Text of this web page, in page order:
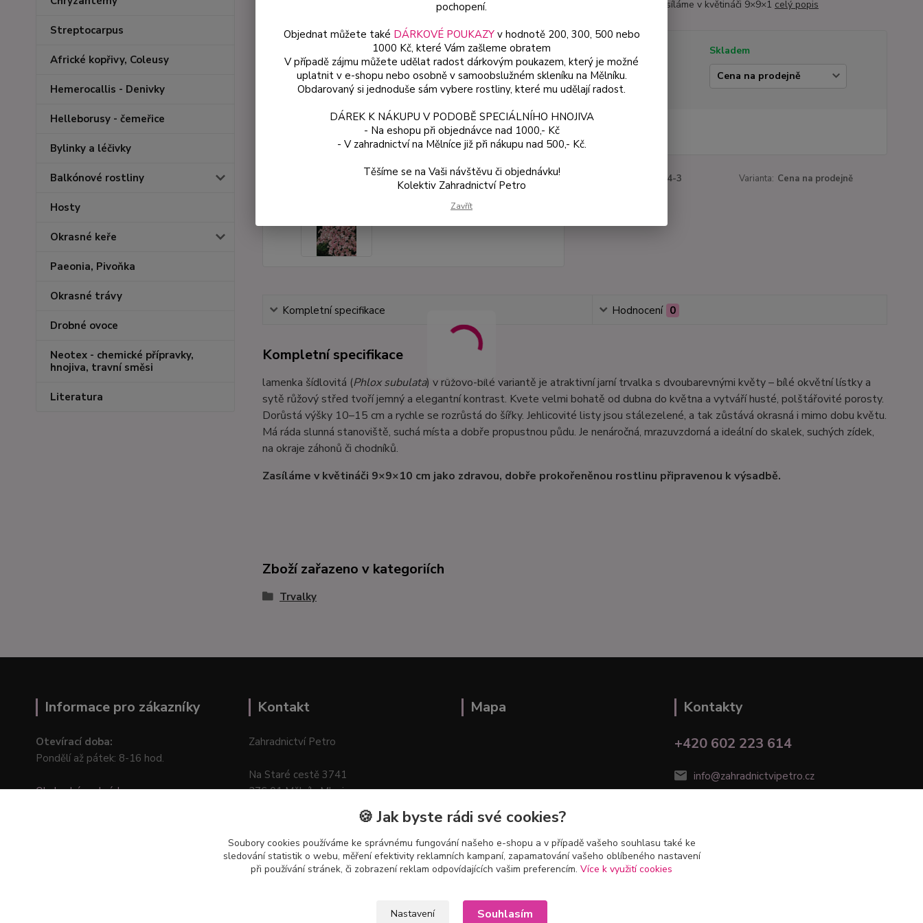
Streptocarpus
Africké kopřivy, Coleusy
Hemerocallis - Denivky
Helleborusy - čemeřice
Bylinky a léčivky
Balkónové rostliny
Hosty
Okrasné keře
Paeonia, Pivoňka
Okrasné trávy
Drobné ovoce
Neotex - chemické přípravky,
hnojiva, travní směsi
Literatura
suchých svahů. Zasíláme v květináči 9×9×1 celý popis
Skladem
Varianta
3074-3 Varianta: Cena na prodejně
Kompletní specifikace Hodnocení 0
Kompletní specifikace
lamenka šídlovitá (Phlox subulata) v růžovo-bílé variantě je atraktivní jarní trvalka s dvoubarevnými květy – bílé okvětní lístky a
sytě růžový střed tvoří jemný a elegantní kontrast. Kvete velmi bohatě od dubna do května a vytváří husté, polštářovité porosty.
Dorůstá výšky 10–15 cm a rychle se rozrůstá do šířky. Jehlicovité listy jsou stálezelené, a tak zůstává okrasná i mimo dobu květu.
Má ráda slunná stanoviště, suchá místa a dobře propustnou půdu. Je nenáročná, mrazuvzdorná a ideální do skalek, suchých zídek,
na okraje záhonů či chodníků.
Zasíláme v květináči 9×9×10 cm jako zdravou, dobře prokořeněnou rostlinu připravenou k výsadbě.
Zboží zařazeno v kategoriích
Trvalky
Informace pro zákazníky
Otevírací doba:
Pondělí až pátek: 8-16 hod.
Obchodní podmínky
Kontakt
Zahradnictví Petro
Na Staré cestě 3741
276 01 Mělník–Mlazice
Mapa
Kontakty
+420 602 223 614
info@zahradnictvipetro.cz
pochopení.
Objednat můžete také DÁRKOVÉ POUKAZYv hodnotě 200, 300, 500 nebo
1000 Kč, které Vám zašleme obratem
V případě zájmu můžete udělat radost dárkovým poukazem, který je možné
uplatnit v e-shopu nebo osobně v samoobslužném skleníku na Mělníku.
Obdarovaný si jednoduše sám vybere rostliny, které mu udělají radost.
DÁREK K NÁKUPU V PODOBĚ SPECIÁLNÍHO HNOJIVA
- Na eshopu při objednávce nad 1000,- Kč
- V zahradnictví na Mělníce již při nákupu nad 500,- Kč.
Těšíme se na Vaši návštěvu či objednávku!
Kolektiv Zahradnictví Petro
Zavřít
🍪 Jak byste rádi své cookies?
Soubory cookies používáme ke správnému fungování našeho e-shopu a v případě vašeho souhlasu také ke
sledování statistik o webu, měření efektivity reklamních kampaní, zapamatování vašeho oblíbeného nastavení
při používání stránek, či zobrazení reklam odpovídajících vašim preferencím. Více k využití cookies
Nastavení Souhlasím